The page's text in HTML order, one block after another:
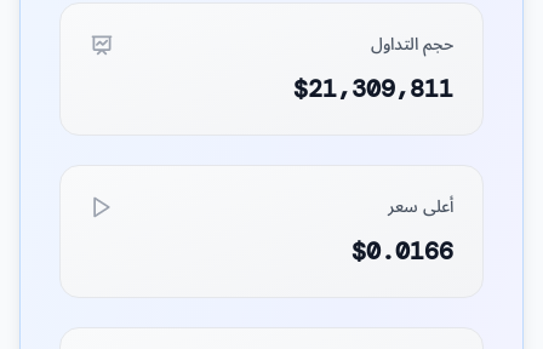
حجم التداول
$21,309,811
أعلى سعر
$0.0166